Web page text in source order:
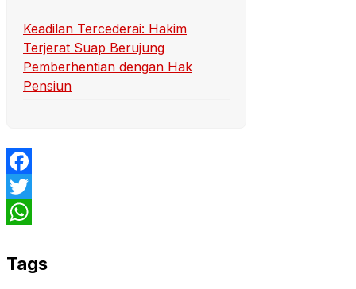
Keadilan Tercederai: Hakim
Terjerat Suap Berujung
Pemberhentian dengan Hak
Pensiun
Facebook
Twitter
Tags